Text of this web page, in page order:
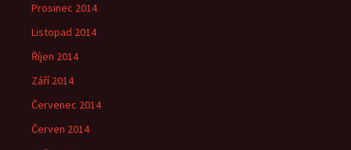
Prosinec 2014
Listopad 2014
Říjen 2014
Září 2014
Červenec 2014
Červen 2014